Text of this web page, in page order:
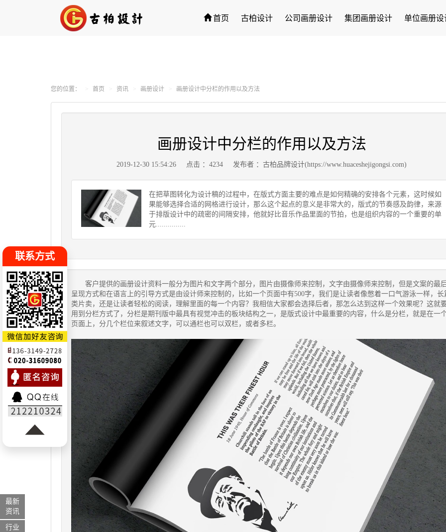
首页 古柏设计 公司画册设计 集团画册设计 单位画册设
您的位置： 首页 资讯 画册设计 画册设计中分栏的作用以及方法
画册设计中分栏的作用以及方法
2019-12-30 15:54:26 点击 ：4234 发布者 ：古柏品牌设计(https://www.huaceshejigongsi.com)
在把草图转化为设计稿的过程中，在版式方面主要的难点是如何精确的安排各个元素，这时候如
果能够选择合适的网格进行设计，那么这个起点的意义是非常大的，版式的节奏感及韵律，来源
于排版设计中的疏密的间隔安排，他就好比音乐作品里面的节拍，也是组织内容的一个重要的单
元...............
客户提供的画册设计资料一般分为图片和文字两个部分，图片由摄像师来控制，文字由摄像师来控制，但是文案的最
呈现方式和在语言上的引导方式是由设计师来控制的，比如一个页面中有500字，我们是让读者像憋着一口气游泳一样，长
类片卖，还是让读者轻松的阅读，理解里面的每一个内容？我相信大家都会选择后者，那怎么达到这样一个效果呢？这就
用到分栏方式了，分栏是期刊版中最具有视觉冲击的板块结构之一，是版式设计中最重要的内容，什么是分栏，就是在一
页面上，分几个栏位来叙述文字，可以通栏也可以双栏，或者多栏。
联系方式
最新
资讯
行业